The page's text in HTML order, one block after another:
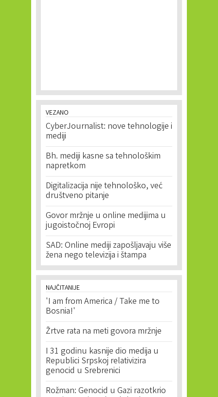
VEZANO
CyberJournalist: nove tehnologije i
mediji
Bh. mediji kasne sa tehnološkim
napretkom
Digitalizacija nije tehnološko, već
društveno pitanje
Govor mržnje u online medijima u
jugoistočnoj Evropi
SAD: Online mediji zapošljavaju više
žena nego televizija i štampa
NAJČITANIJE
'I am from America / Take me to
Bosnia!'
Žrtve rata na meti govora mržnje
I 31 godinu kasnije dio medija u
Republici Srpskoj relativizira
genocid u Srebrenici
Rožman: Genocid u Gazi razotkrio